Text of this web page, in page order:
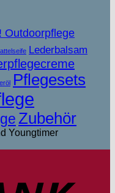
Outdoorpflege
Lederbalsam
Pflegesets
Zubehör
Youngtimer